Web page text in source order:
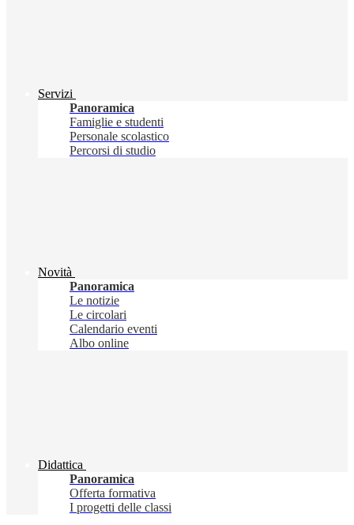
Servizi
Panoramica
Famiglie e studenti
Personale scolastico
Percorsi di studio
Novità
Panoramica
Le notizie
Le circolari
Calendario eventi
Albo online
Didattica
Panoramica
Offerta formativa
I progetti delle classi